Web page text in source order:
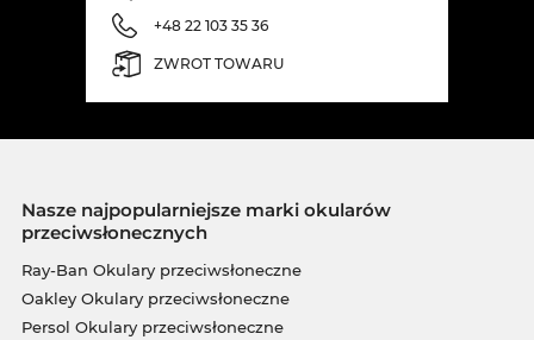
+48 22 103 35 36
ZWROT TOWARU
Nasze najpopularniejsze marki okularów
przeciwsłonecznych
Ray-Ban Okulary przeciwsłoneczne
Oakley Okulary przeciwsłoneczne
Persol Okulary przeciwsłoneczne